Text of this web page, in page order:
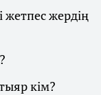
жетпес жердің
кім?